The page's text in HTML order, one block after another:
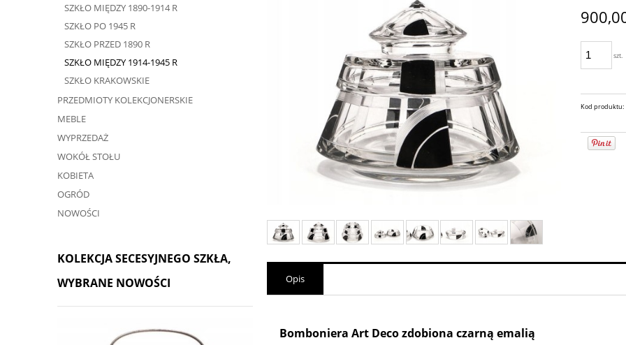
SZKŁO MIĘDZY 1890-1914 R
SZKŁO PO 1945 R
SZKŁO PRZED 1890 R
SZKŁO MIĘDZY 1914-1945 R
SZKŁO KRAKOWSKIE
PRZEDMIOTY KOLEKCJONERSKIE
MEBLE
WYPRZEDAŻ
WOKÓŁ STOŁU
KOBIETA
OGRÓD
NOWOŚCI
KOLEKCJA SECESYJNEGO SZKŁA,
WYBRANE NOWOŚCI
szt.
Kod produktu:
Opis
Bomboniera Art Deco zdobiona czarną emalią